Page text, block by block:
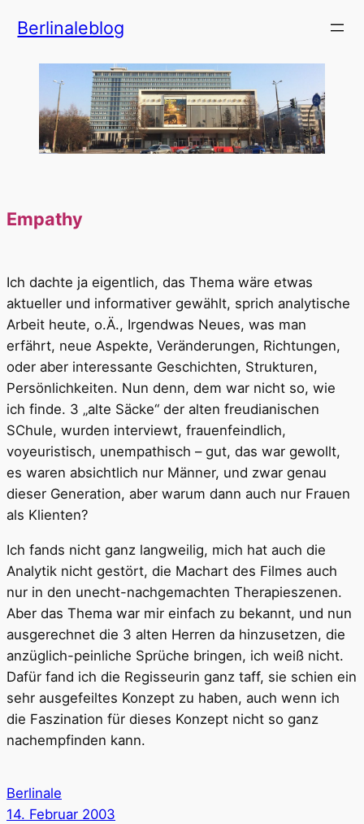
Inhalt
Berlinaleblog
Empathy
Ich dachte ja eigentlich, das Thema wäre etwas
aktueller und informativer gewählt, sprich analytische
Arbeit heute, o.Ä., Irgendwas Neues, was man
erfährt, neue Aspekte, Veränderungen, Richtungen,
oder aber interessante Geschichten, Strukturen,
Persönlichkeiten. Nun denn, dem war nicht so, wie
ich finde. 3 „alte Säcke“ der alten freudianischen
SChule, wurden interviewt, frauenfeindlich,
voyeuristisch, unempathisch – gut, das war gewollt,
es waren absichtlich nur Männer, und zwar genau
dieser Generation, aber warum dann auch nur Frauen
als Klienten?
Ich fands nicht ganz langweilig, mich hat auch die
Analytik nicht gestört, die Machart des Filmes auch
nur in den unecht-nachgemachten Therapieszenen.
Aber das Thema war mir einfach zu bekannt, und nun
ausgerechnet die 3 alten Herren da hinzusetzen, die
anzüglich-peinliche Sprüche bringen, ich weiß nicht.
Dafür fand ich die Regisseurin ganz taff, sie schien ein
sehr ausgefeiltes Konzept zu haben, auch wenn ich
die Faszination für dieses Konzept nicht so ganz
nachempfinden kann.
Berlinale
14. Februar 2003